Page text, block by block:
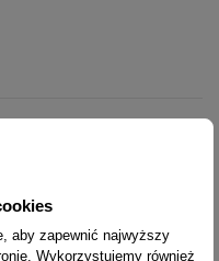
aby zapewnić najwyższy
Wykorzystujemy również